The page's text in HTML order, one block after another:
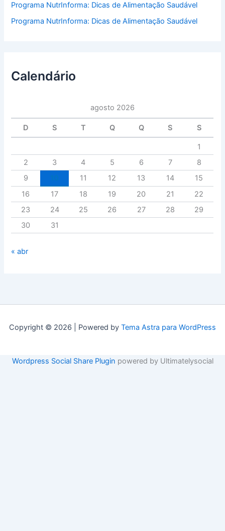
Programa NutrInforma: Dicas de Alimentação Saudável
Programa NutrInforma: Dicas de Alimentação Saudável
Calendário
agosto 2026
D S T Q Q S S
1
2
3 4 5 6 7
8
9
11 12 13 14
15
16
17 18 19 20 21
22
23
24 25 26 27 28
29
30
31
« abr
Copyright © 2026 | Powered by Tema Astra para WordPress
Wordpress Social Share Plugin powered by Ultimatelysocial